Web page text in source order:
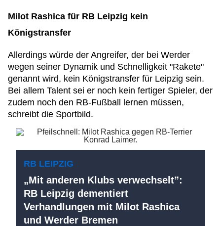
Milot Rashica für RB Leipzig kein
Königstransfer
Allerdings würde der Angreifer, der bei Werder
wegen seiner Dynamik und Schnelligkeit "Rakete"
genannt wird, kein Königstransfer für Leipzig sein.
Bei allem Talent sei er noch kein fertiger Spieler, der
zudem noch den RB-Fußball lernen müssen,
schreibt die Sportbild.
RB LEIPZIG
„Mit anderen Klubs verwechselt”:
RB Leipzig dementiert
Verhandlungen mit Milot Rashica
und Werder Bremen